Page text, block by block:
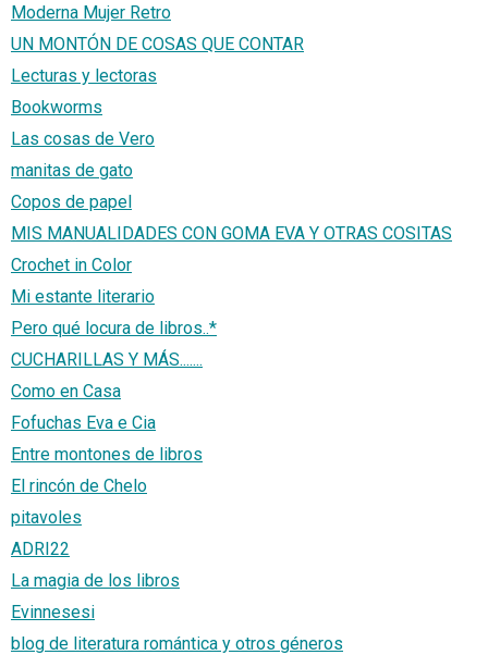
Moderna Mujer Retro
UN MONTÓN DE COSAS QUE CONTAR
Lecturas y lectoras
Bookworms
Las cosas de Vero
manitas de gato
Copos de papel
MIS MANUALIDADES CON GOMA EVA Y OTRAS COSITAS
Crochet in Color
Mi estante literario
Pero qué locura de libros..*
CUCHARILLAS Y MÁS.......
Como en Casa
Fofuchas Eva e Cia
Entre montones de libros
El rincón de Chelo
pitavoles
ADRI22
La magia de los libros
Evinnesesi
blog de literatura romántica y otros géneros